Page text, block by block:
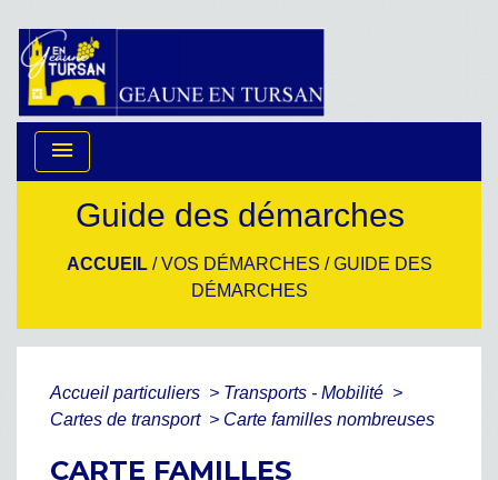
menu
Guide des démarches
ACCUEIL/VOS DÉMARCHES /GUIDE DES
DÉMARCHES
Accueil particuliers > Transports - Mobilité >
Cartes de transport > Carte familles nombreuses
CARTE FAMILLES